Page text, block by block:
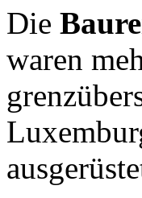
Die
waren